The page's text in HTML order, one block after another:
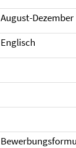
August-Dezember
Englisch